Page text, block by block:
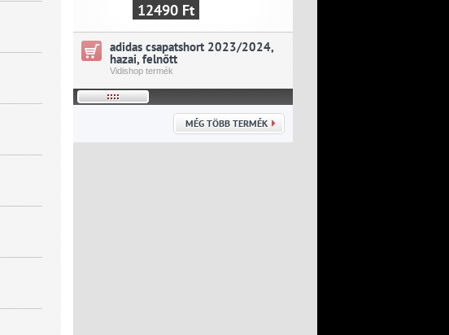
12490 Ft
adidas csapatshort 2023/2024,
hazai, felnőtt
Vidishop termék
MÉG TÖBB TERMÉK